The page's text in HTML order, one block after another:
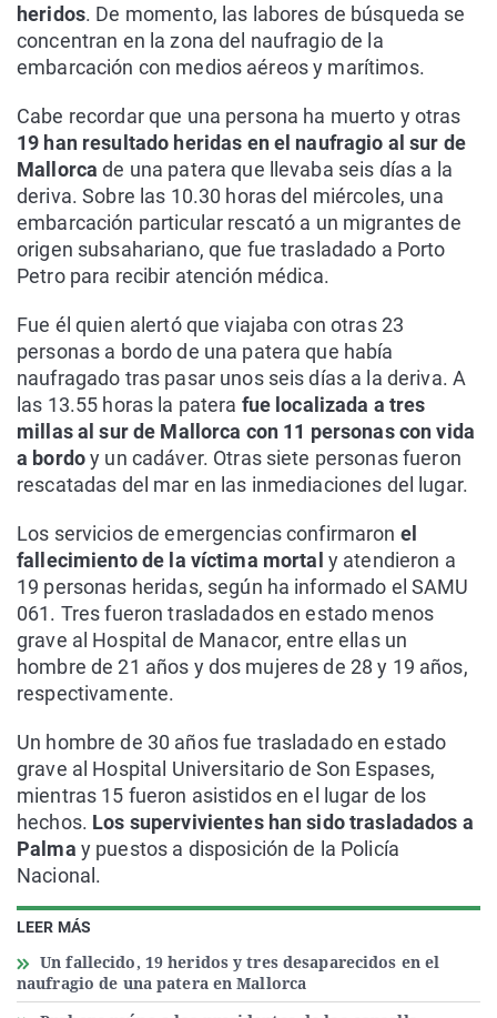
LEER MÁS
Un fallecido, 19 heridos y tres desaparecidos en el
naufragio de una patera en Mallorca
heridos. De momento, las labores de búsqueda se
concentran en la zona del naufragio de la
embarcación con medios aéreos y marítimos.
Cabe recordar que una persona ha muerto y otras
19 han resultado heridas en el naufragio al sur de
Mallorcade una patera que llevaba seis días a la
deriva. Sobre las 10.30 horas del miércoles, una
embarcación particular rescató a un migrantes de
origen subsahariano, que fue trasladado a Porto
Petro para recibir atención médica.
Fue él quien alertó que viajaba con otras 23
personas a bordo de una patera que había
naufragado tras pasar unos seis días a la deriva. A
las 13.55 horas la patera fue localizada a tres
millas al sur de Mallorca con 11 personas con vida
a bordoy un cadáver. Otras siete personas fueron
rescatadas del mar en las inmediaciones del lugar.
Los servicios de emergencias confirmaron el
fallecimiento de la víctima mortal y atendieron a
19 personas heridas, según ha informado el SAMU
061. Tres fueron trasladados en estado menos
grave al Hospital de Manacor, entre ellas un
hombre de 21 años y dos mujeres de 28 y 19 años,
respectivamente.
Un hombre de 30 años fue trasladado en estado
grave al Hospital Universitario de Son Espases,
mientras 15 fueron asistidos en el lugar de los
hechos. Los supervivientes han sido trasladados a
Palma y puestos a disposición de la Policía
Nacional.